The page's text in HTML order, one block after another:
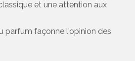
et une attention aux